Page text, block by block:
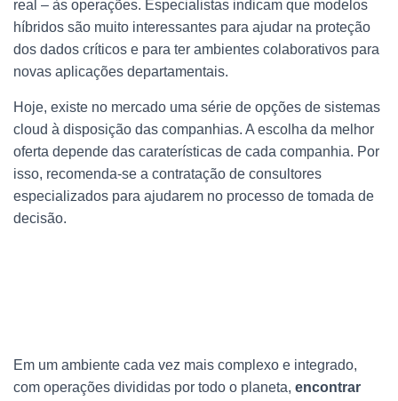
real – às operações. Especialistas indicam que modelos
híbridos são muito interessantes para ajudar na proteção
dos dados críticos e para ter ambientes colaborativos para
novas aplicações departamentais.
Hoje, existe no mercado uma série de opções de sistemas
cloud à disposição das companhias. A escolha da melhor
oferta depende das caraterísticas de cada companhia. Por
isso, recomenda-se a contratação de consultores
especializados para ajudarem no processo de tomada de
decisão.
Em um ambiente cada vez mais complexo e integrado,
com operações divididas por todo o planeta, encontrar